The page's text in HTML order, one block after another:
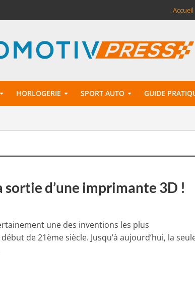
Accueil
HORLOGERIE SPORT AUTO GUIDE
sortie d’une imprimante 3D !
une des inventions les plus
de 21ème siècle. Jusqu’à aujourd’hui, la